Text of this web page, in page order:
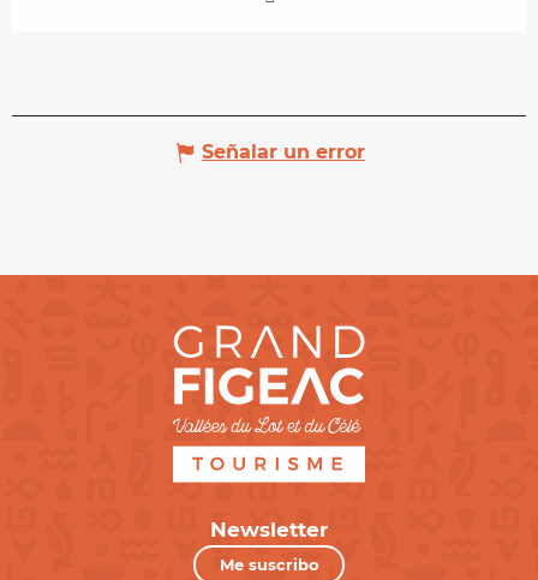
Señalar un error
Newsletter
Me suscribo